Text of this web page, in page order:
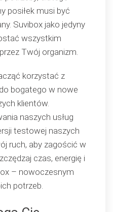
posiłek musi być
Suvibox jako jedyny
wszystkim
Twój organizm.
korzystać z
bogatego w nowe
klientów.
naszych usług
testowej naszych
ruch, aby zagościć w
czas, energię i
– nowoczesnym
potrzeb.